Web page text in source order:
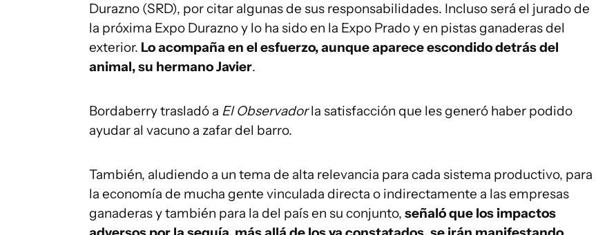
Durazno (SRD), por citar algunas de sus responsabilidades. Incluso será el jurado de
la próxima Expo Durazno y lo ha sido en la Expo Prado y en pistas ganaderas del
exterior. Lo acompaña en el esfuerzo, aunque aparece escondido detrás del
animal, su hermano Javier.
Bordaberry trasladó a El Observadorla satisfacción que les generó haber podido
ayudar al vacuno a zafar del barro.
También, aludiendo a un tema de alta relevancia para cada sistema productivo, para
la economía de mucha gente vinculada directa o indirectamente a las empresas
ganaderas y también para la del país en su conjunto, señaló que los impactos